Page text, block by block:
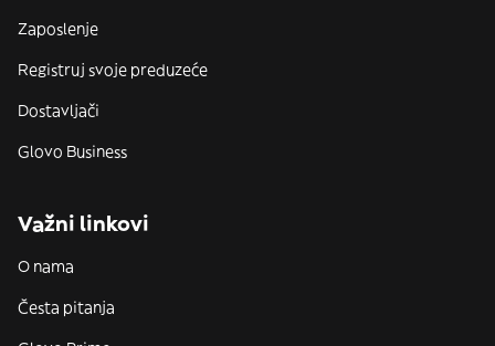
Zaposlenje
Registruj svoje preduzeće
Dostavljači
Glovo Business
Važni linkovi
O nama
Česta pitanja